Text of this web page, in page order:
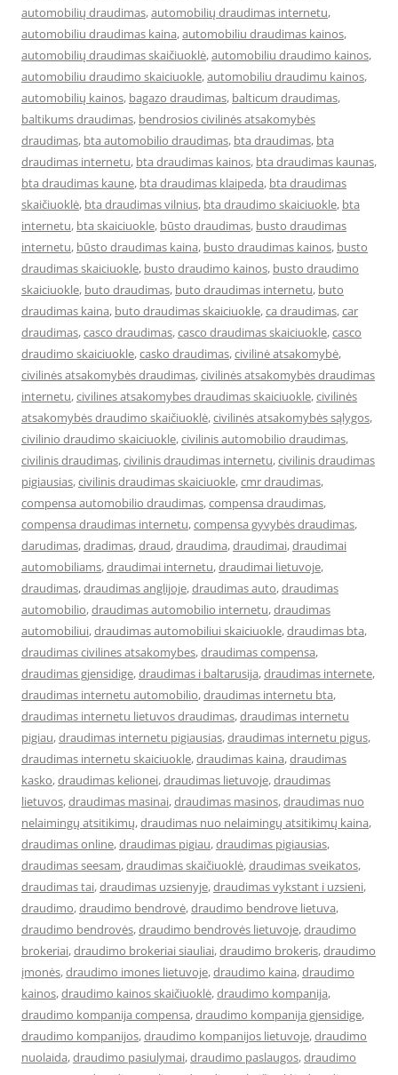
automobilių draudimas,automobilių draudimas internetu,
automobiliu draudimas kaina,automobiliu draudimas kainos,
automobilių draudimas skaičiuoklė,automobiliu draudimo kainos,
automobiliu draudimo skaiciuokle,automobiliu draudimu kainos,
automobilių kainos, bagazo draudimas, balticum draudimas,
baltikums draudimas, bendrosios civilinės atsakomybės
draudimas, bta automobilio draudimas, bta draudimas, bta
draudimas internetu, bta draudimas kainos, bta draudimas kaunas,
bta draudimas kaune, bta draudimas klaipeda, bta draudimas
skaičiuoklė, bta draudimas vilnius, bta draudimo skaiciuokle, bta
internetu, bta skaiciuokle, būsto draudimas, busto draudimas
internetu, būsto draudimas kaina, busto draudimas kainos, busto
draudimas skaiciuokle, busto draudimo kainos, busto draudimo
skaiciuokle, buto draudimas, buto draudimas internetu, buto
draudimas kaina, buto draudimas skaiciuokle,ca draudimas,car
draudimas,casco draudimas,casco draudimas skaiciuokle,casco
draudimo skaiciuokle,casko draudimas,civilinė atsakomybė,
civilinės atsakomybės draudimas,civilinės atsakomybės draudimas
internetu,civilines atsakomybes draudimas skaiciuokle,civilinės
atsakomybės draudimo skaičiuoklė,civilinės atsakomybės sąlygos,
civilinio draudimo skaiciuokle,civilinis automobilio draudimas,
civilinis draudimas,civilinis draudimas internetu,civilinis draudimas
pigiausias,civilinis draudimas skaiciuokle,cmr draudimas,
compensa automobilio draudimas,compensa draudimas,
compensa draudimas internetu,compensa gyvybės draudimas,
darudimas,dradimas,draud,draudima,draudimai,draudimai
automobiliams,draudimai internetu,draudimai lietuvoje,
draudimas,draudimas anglijoje,draudimas auto,draudimas
automobilio,draudimas automobilio internetu,draudimas
automobiliui,draudimas automobiliui skaiciuokle,draudimas bta,
draudimas civilines atsakomybes,draudimas compensa,
draudimas gjensidige,draudimas i baltarusija,draudimas internete,
draudimas internetu automobilio,draudimas internetu bta,
draudimas internetu lietuvos draudimas,draudimas internetu
pigiau,draudimas internetu pigiausias,draudimas internetu pigus,
draudimas internetu skaiciuokle,draudimas kaina,draudimas
kasko,draudimas kelionei,draudimas lietuvoje,draudimas
lietuvos,draudimas masinai,draudimas masinos,draudimas nuo
nelaimingų atsitikimų,draudimas nuo nelaimingų atsitikimų kaina,
draudimas online,draudimas pigiau,draudimas pigiausias,
draudimas seesam,draudimas skaičiuoklė,draudimas sveikatos,
draudimas tai,draudimas uzsienyje,draudimas vykstant i uzsieni,
draudimo,draudimo bendrovė,draudimo bendrove lietuva,
draudimo bendrovės,draudimo bendrovės lietuvoje,draudimo
brokeriai,draudimo brokeriai siauliai,draudimo brokeris,draudimo
įmonės,draudimo imones lietuvoje,draudimo kaina,draudimo
kainos,draudimo kainos skaičiuoklė,draudimo kompanija,
draudimo kompanija compensa,draudimo kompanija gjensidige,
draudimo kompanijos,draudimo kompanijos lietuvoje,draudimo
nuolaida,draudimo pasiulymai,draudimo paslaugos,draudimo